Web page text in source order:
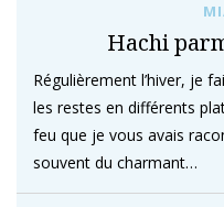
Hachi
Régulièrement l’hiver, je
les restes en différents
feu que je vous avais
souvent du charmant…